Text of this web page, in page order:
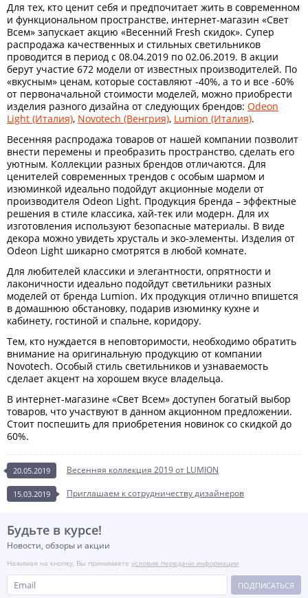
Для тех, кто ценит себя и предпочитает жить в современном
и функциональном пространстве, интернет-магазин «Свет
Всем» запускает акцию «Весенний Fresh скидок». Супер
распродажа качественных и стильных светильников
проводится в период с 08.04.2019 по 02.06.2019. В акции
берут участие 672 модели от известных производителей. По
«вкусным» ценам, которые составляют -40%, а то и все -60%
от первоначальной стоимости моделей, можно приобрести
изделия разного дизайна от следующих брендов: Odeon
Light (Италия), Novotech (Венгрия), Lumion (Италия).
Весенняя распродажа товаров от нашей компании позволит
внести перемены и преобразить пространство, сделать его
уютным. Коллекции разных брендов отличаются. Для
ценителей современных трендов с особым шармом и
изюминкой идеально подойдут акционные модели от
производителя Odeon Light. Продукция бренда – эффектные
решения в стиле классика, хай-тек или модерн. Для их
изготовления используют безопасные материалы. В виде
декора можно увидеть хрусталь и эко-элементы. Изделия от
Odeon Light шикарно смотрятся в любой комнате.
Для любителей классики и элегантности, опрятности и
лаконичности идеально подойдут светильники разных
моделей от бренда Lumion. Их продукция отлично впишется
в домашнюю обстановку, подарив изюминку кухне и
кабинету, гостиной и спальне, коридору.
Тем, кто нуждается в неповторимости, необходимо обратить
внимание на оригинальную продукцию от компании
Novotech. Особый стиль светильников и узнаваемость
сделает акцент на хорошем вкусе владельца.
В интернет-магазине «Свет Всем» доступен богатый выбор
товаров, что участвуют в данном акционном предложении.
Стоит поспешить для приобретения новинок со скидкой до
60%.
20.05.2019
Весенняя коллекция 2019 от LUMION
Приглашаем к сотрудничеству дизайнеров
15.03.2019
Будьте в курсе!
Новости, обзоры и акции
Нажимая на кнопку, Вы принимаете условия передачи информации
ПОДПИСАТЬСЯ